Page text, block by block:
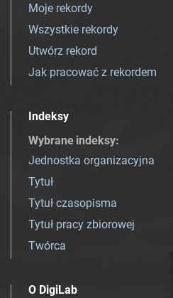
Moje rekordy
Wszystkie rekordy
Utwórz rekord
Jak pracować z rekordem
Indeksy
Wybrane indeksy:
Jednostka organizacyjna
Tytuł
Tytuł czasopisma
Tytuł pracy zbiorowej
Twórca
O DigiLab